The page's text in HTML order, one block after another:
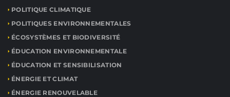
POLITIQUE CLIMATIQUE
POLITIQUES ENVIRONNEMENTALES
ÉCOSYSTÈMES ET BIODIVERSITÉ
ÉDUCATION ENVIRONNEMENTALE
ÉDUCATION ET SENSIBILISATION
ÉNERGIE ET CLIMAT
ÉNERGIE RENOUVELABLE